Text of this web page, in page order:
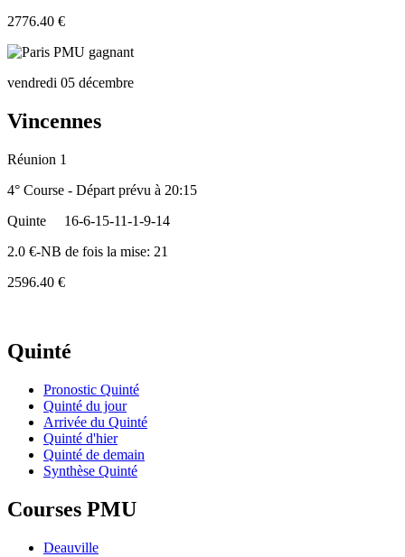
2776.40 €
vendredi 05 décembre
Vincennes
Réunion 1
4° Course - Départ prévu à 20:15
Quinte
16-6-15-11-1-9-14
2.0 €-NB de fois la mise: 21
2596.40 €
Quinté
Pronostic Quinté
Quinté du jour
Arrivée du Quinté
Quinté d'hier
Quinté de demain
Synthèse Quinté
Courses PMU
Deauville